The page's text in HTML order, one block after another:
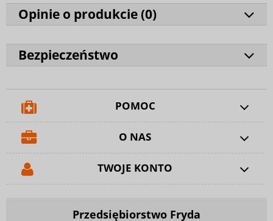
Opinie o produkcie (0)
Bezpieczeństwo
POMOC
O NAS
TWOJE KONTO
Przedsiębiorstwo Fryda